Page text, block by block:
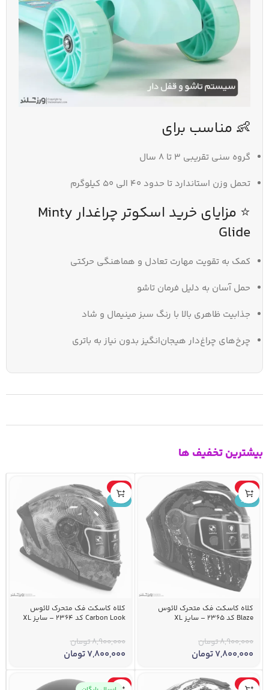
👶 مناسب برای
گروه سنی تقریبی ۳ تا ۸ سال
تحمل وزن استاندارد تا حدود 40 الی 50 کیلوگرم
⭐ مزایای خرید اسکوتر چراغدار Minty
Glide
کمک به تقویت مهارت تعادل و هماهنگی حرکتی
حمل آسان به دلیل فرمان تاشو
جذابیت ظاهری بالا با رنگ سبز مینیمال و شاد
چرخ‌های چراغ‌دار هیجان‌انگیز بدون نیاز به باتری
بیشترین تخفیف ها
-12%
جدید
کلاه کاسکت فک متحرک لائوس
Blaze کد 2365 – سایز XL
8,900,000تومان
7,800,000تومان
-12%
جدید
کلاه کاسکت فک متحرک لائوس
Carbon Look کد ۲۳۶۴ – سایز XL
8,900,000تومان
7,800,000تومان
-12%
-4%